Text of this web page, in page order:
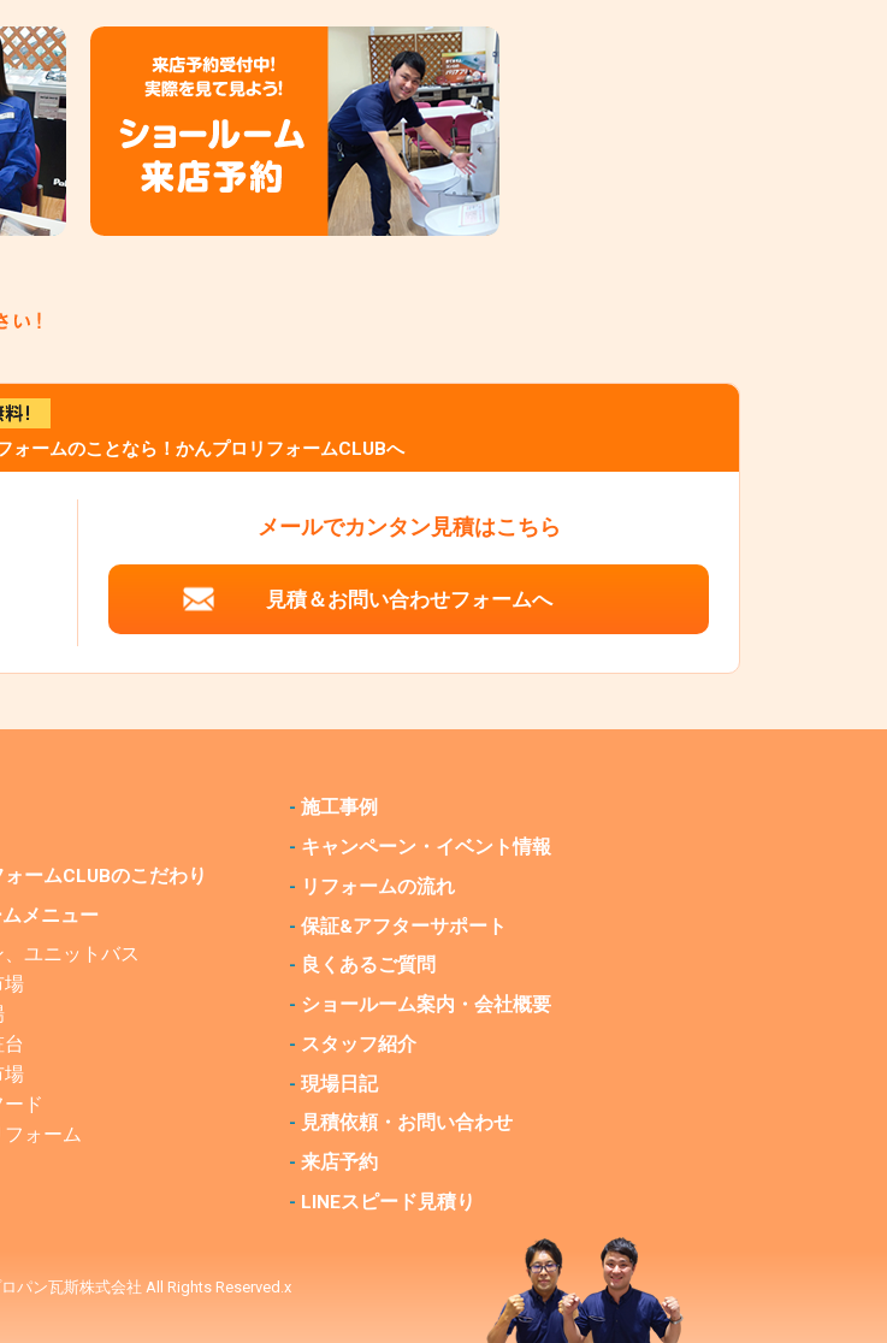
ォームのことなら！かんプロリフォームCLUBへ
メールでカンタン見積はこちら
見積＆お問い合わせフォームへ
ームCLUBのこだわり
メニュー
ユニットバス
場
場
ド
ォーム
- 施工事例
- キャンペーン・ イベント情報
- リフォームの流れ
- 保証&アフターサポート
- 良くあるご質問
- ショールーム案内・ 会社概要
- スタッフ紹介
- 現場日記
- 見積依頼・お問い合わせ
- 来店予約
- LINEスピード見積り
パン瓦斯株式会社 All Rights Reserved.x